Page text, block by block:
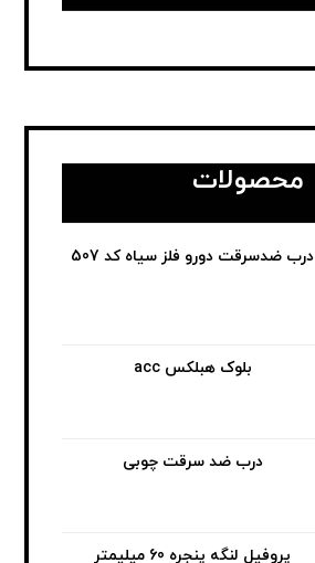
محصولات
درب ضدسرقت دورو فلز سیاه کد 507
بلوک هبلکس acc
درب ضد سرقت چوبی
پروفیل لنگه پنجره 60 میلیمتر